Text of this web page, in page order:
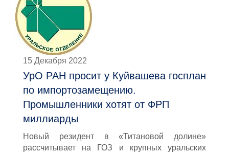
15 Декабря 2022
УрО РАН просит у Куйвашева госплан
по импортозамещению.
Промышленники хотят от ФРП
миллиарды
Новый резидент в «Титановой долине»
рассчитывает на ГОЗ и крупных уральских